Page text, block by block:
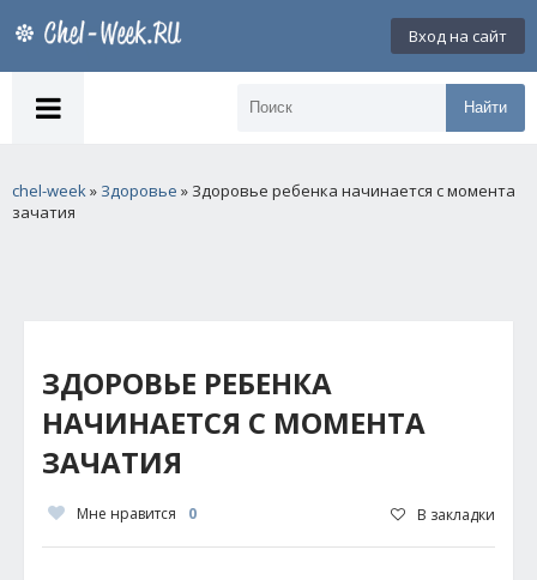
Вход на сайт
Найти
chel-week» Здоровье » Здоровье ребенка начинается с момента
зачатия
ЗДОРОВЬЕ РЕБЕНКА
НАЧИНАЕТСЯ С МОМЕНТА
ЗАЧАТИЯ
Мне нравится 0 В закладки